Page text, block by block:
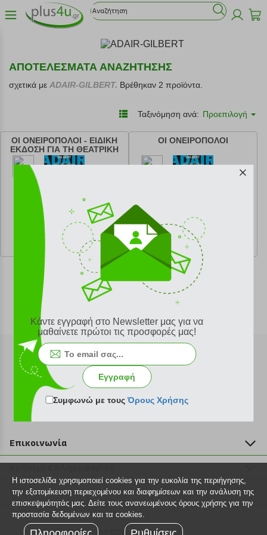
ΑΠΟΤΕΛΕΣΜΑΤΑ ΑΝΑΖΗΤΗΣΗΣ
σχετικά με ADAIR-GILBERT. Βρέθηκαν 2 προϊόντα.
Ταξινόμηση ανά: Προεπιλογή
ΟΙ ΟΝΕΙΡΟΠΟΛΟΙ - ΕΙΔΙΚΗ
ΕΚΔΟΣΗ ΓΙΑ ΤΗ ΘΕΑΤΡΙΚΗ
ΔΙΑΣΚΕΥΗ ΤΟΥ ΕΡΓΟΥ
κωδ. 108201139
14.40 €
Ελάχιστη 30 ημερών 16.00 €
Προτεινόμενη λιανική 16.00 €
ΟΙ ΟΝΕΙΡΟΠΟΛΟΙ
108196326
12.99 €
Ελάχιστη 30 ημερών 14.43 €
Προτεινόμενη λιανική 14.43 €
Εγγραφή στο newsletter
Επικοινωνία
211 2000 700
info@plus4u.gr
Η εταιρία
Σημεία παραλαβής
Ευκαιρίες καριέρας
Βοήθεια
Εξέλιξη παραγγελίας
Τρόποι παραγγελίας
Κάντε εγγραφή στο Newsletter μας για να
μαθαίνετε πρώτοι τις προσφορές μας!
Εγγραφή
Συμφωνώ με τουςΌρους Χρήσης
Η ιστοσελίδα χρησιμοποιεί cookies για την ευκολία της περιήγησης,
την εξατομίκευση περιεχομένου και διαφημίσεων και την ανάλυση της
επισκεψιμότητάς μας. Δείτε τους ανανεωμένους όρους χρήσης για την
προστασία δεδομένων και τα cookies.